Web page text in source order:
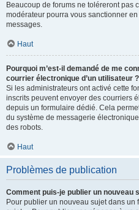
Beaucoup de forums ne toléreront pas
modérateur pourra vous sanctionner
messages.
Haut
Pourquoi m’est-il demandé de me
courrier électronique d’un utilisateur ?
Si les administrateurs ont activé cette
inscrits peuvent envoyer des courriers
depuis un formulaire dédié. Cela
du système de messagerie
des robots.
Haut
Problèmes de publication
Comment puis-je publier un nouveau
Pour publier un nouveau sujet dans